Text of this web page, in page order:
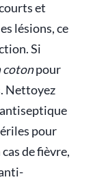
et
lésions, ce
Si
cotonpour
Nettoyez
pour
de fièvre,